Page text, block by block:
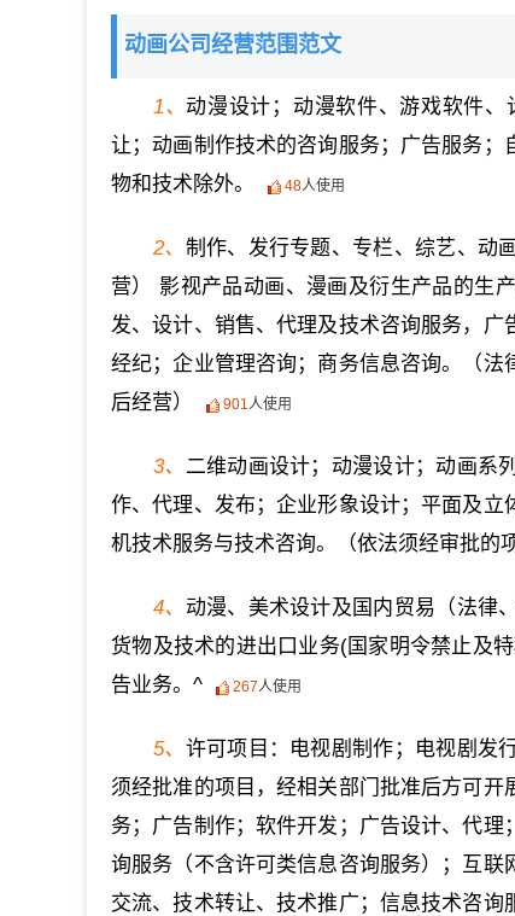
动画公司经营范围范文
1、 动漫设计；动漫软件、游戏软件
让；动画制作技术的咨询服务；广告服务
物和技术除外。
48人使用
2、 制作、发行专题、专栏、综艺、动
营） 影视产品动画、漫画及衍生产品的生
发、设计、销售、代理及技术咨询服务，
经纪；企业管理咨询；商务信息咨询。（
后经营）
901人使用
3、 二维动画设计；动漫设计；动画系
作、代理、发布；企业形象设计；平面及
机技术服务与技术咨询。（依法须经审批的
4、 动漫、美术设计及国内贸易（法律
货物及技术的进出口业务(国家明令禁止及
告业务。^
267人使用
5、 许可项目：电视剧制作；电视剧发
须经批准的项目，经相关部门批准后方可
务；广告制作；软件开发；广告设计、代
询服务（不含许可类信息咨询服务）；互
交流、技术转让、技术推广；信息技术咨询